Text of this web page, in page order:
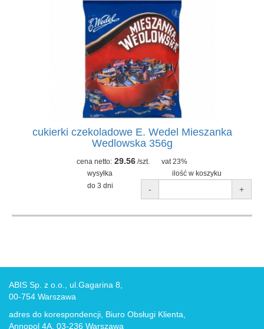
cukierki czekoladowe E. Wedel Mieszanka
Wedlowska 356g
cena netto: 29.56 /szt.
vat 23%
wysyłka
ilość w koszyku
do 3 dni
- +
ABIS Sp. z o.o., ul.Gagarina 8,
00-754 Warszawa
adres do korespondencji, Biuro Obsługi Klienta,
Annopol 4A, 03-236 Warszawa